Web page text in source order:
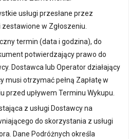
usługi przesłane przez
w Zgłoszeniu.
termin (data i godzina), do
potwierdzający prawo do
Dostawca lub Operator działający
musi otrzymać pełną Zapłatę w
przed upływem Terminu Wykupu.
z usługi Dostawcy na
do skorzystania z usługi
Dane Podróżnych określa